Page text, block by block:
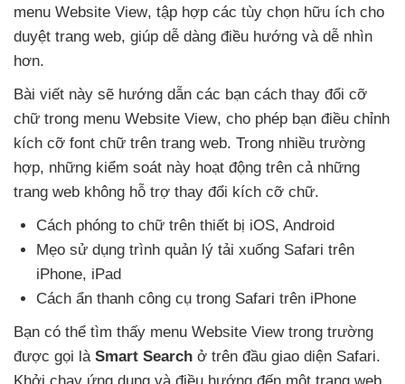
menu Website View, tập hợp các tùy chọn hữu ích cho
duyệt trang web, giúp dễ dàng điều hướng và dễ nhìn
hơn.
Bài viết này sẽ hướng dẫn các bạn cách thay đổi cỡ
chữ trong menu Website View, cho phép bạn điều chỉnh
kích cỡ font chữ trên trang web. Trong nhiều trường
hợp, những kiểm soát này hoạt động trên cả những
trang web không hỗ trợ thay đổi kích cỡ chữ.
Cách phóng to chữ trên thiết bị iOS, Android
Mẹo sử dụng trình quản lý tải xuống Safari trên
iPhone, iPad
Cách ẩn thanh công cụ trong Safari trên iPhone
Bạn có thể tìm thấy menu Website View trong trường
được gọi là Smart Search ở trên đầu giao diện Safari.